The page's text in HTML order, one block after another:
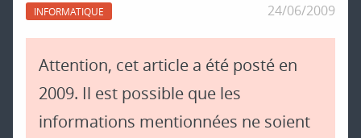
INFORMATIQUE 24/06/2009
Attention, cet article a été posté en
2009. Il est possible que les
informations mentionnées ne soient